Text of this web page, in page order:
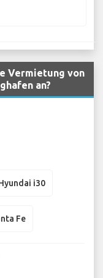
Vermietung von
an?
i30
Fe